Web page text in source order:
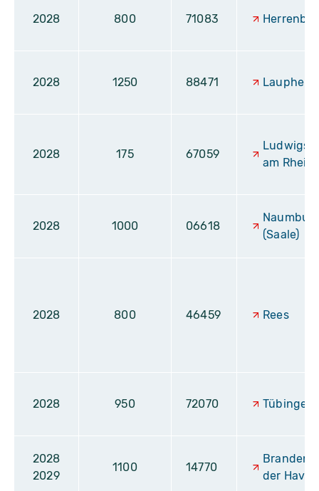
2028 800 71083
2028 1250 88471 Laupheim
2028 175 67059
am Rhein
2028 1000 06618
(Saale)
2028 800 46459 Rees
2028 950 72070 Tübingen
2028
2029
1100 14770
der Havel